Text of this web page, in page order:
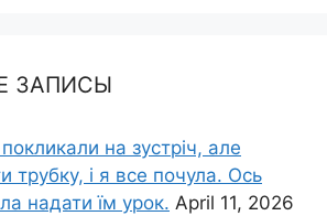
ЗАПИСЫ
на зустріч, але
трубку, і я все почула. Ось
надати їм урок. April 11, 2026